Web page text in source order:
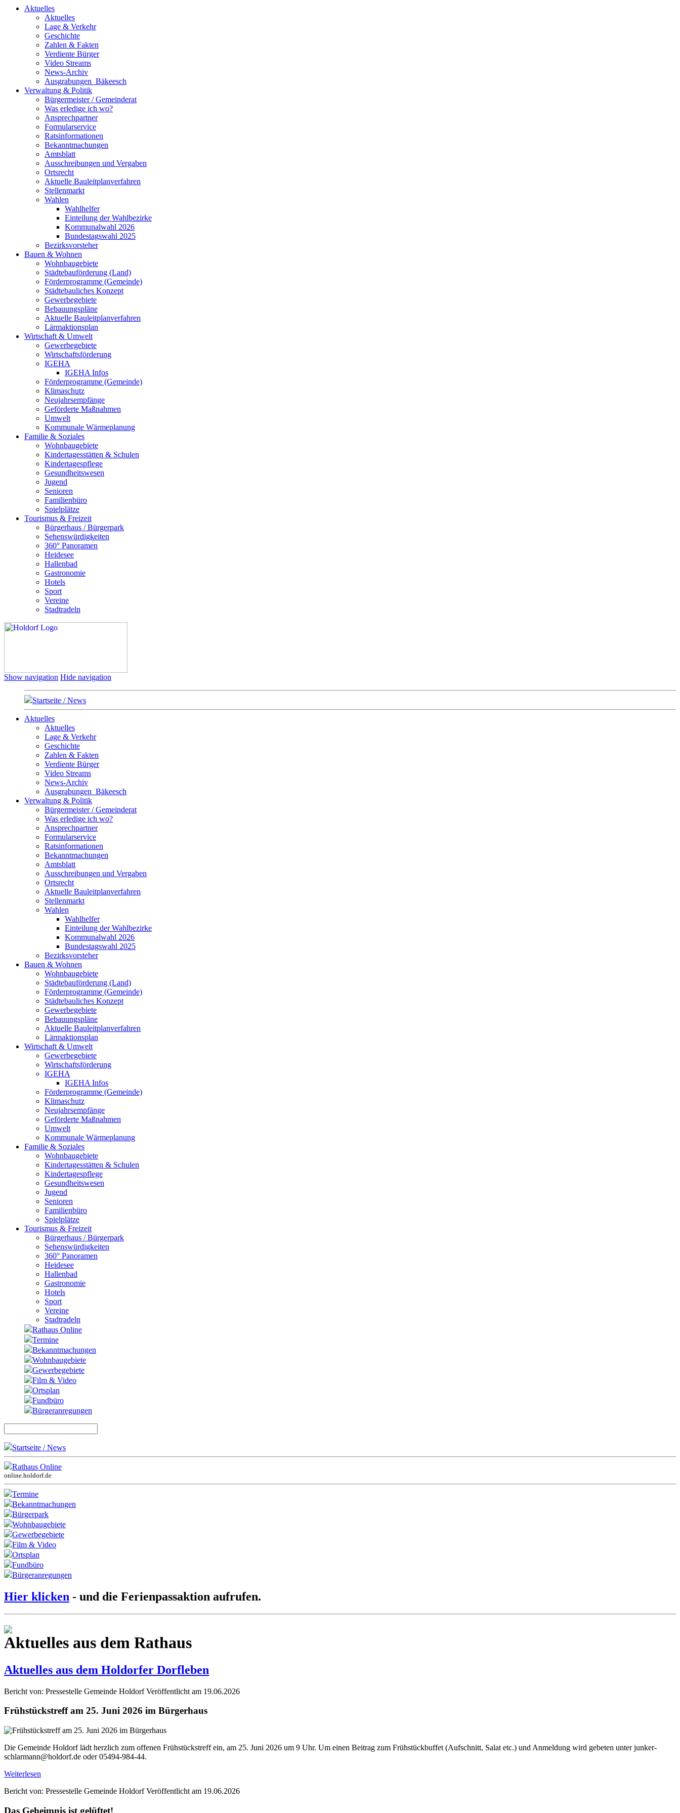
Aktuelles
Aktuelles
Lage & Verkehr
Geschichte
Zahlen & Fakten
Verdiente Bürger
Video Streams
News-Archiv
Ausgrabungen_Bäkeesch
Verwaltung & Politik
Bürgermeister / Gemeinderat
Was erledige ich wo?
Ansprechpartner
Formularservice
Ratsinformationen
Bekanntmachungen
Amtsblatt
Ausschreibungen und Vergaben
Ortsrecht
Aktuelle Bauleitplanverfahren
Stellenmarkt
Wahlen
Wahlhelfer
Einteilung der Wahlbezirke
Kommunalwahl 2026
Bundestagswahl 2025
Bezirksvorsteher
Bauen & Wohnen
Wohnbaugebiete
Städtebauförderung (Land)
Förderprogramme (Gemeinde)
Städtebauliches Konzept
Gewerbegebiete
Bebauungspläne
Aktuelle Bauleitplanverfahren
Lärmaktionsplan
Wirtschaft & Umwelt
Gewerbegebiete
Wirtschaftsförderung
IGEHA
IGEHA Infos
Förderprogramme (Gemeinde)
Klimaschutz
Neujahrsempfänge
Geförderte Maßnahmen
Umwelt
Kommunale Wärmeplanung
Familie & Soziales
Wohnbaugebiete
Kindertagesstätten & Schulen
Kindertagespflege
Gesundheitswesen
Jugend
Senioren
Familienbüro
Spielplätze
Tourismus & Freizeit
Bürgerhaus / Bürgerpark
Sehenswürdigkeiten
360° Panoramen
Heidesee
Hallenbad
Gastronomie
Hotels
Sport
Vereine
Stadtradeln
Show navigation Hide navigation
Startseite / News
Aktuelles
Aktuelles
Lage & Verkehr
Geschichte
Zahlen & Fakten
Verdiente Bürger
Video Streams
News-Archiv
Ausgrabungen_Bäkeesch
Verwaltung & Politik
Bürgermeister / Gemeinderat
Was erledige ich wo?
Ansprechpartner
Formularservice
Ratsinformationen
Bekanntmachungen
Amtsblatt
Ausschreibungen und Vergaben
Ortsrecht
Aktuelle Bauleitplanverfahren
Stellenmarkt
Wahlen
Wahlhelfer
Einteilung der Wahlbezirke
Kommunalwahl 2026
Bundestagswahl 2025
Bezirksvorsteher
Bauen & Wohnen
Wohnbaugebiete
Städtebauförderung (Land)
Förderprogramme (Gemeinde)
Städtebauliches Konzept
Gewerbegebiete
Bebauungspläne
Aktuelle Bauleitplanverfahren
Lärmaktionsplan
Wirtschaft & Umwelt
Gewerbegebiete
Wirtschaftsförderung
IGEHA
IGEHA Infos
Förderprogramme (Gemeinde)
Klimaschutz
Neujahrsempfänge
Geförderte Maßnahmen
Umwelt
Kommunale Wärmeplanung
Familie & Soziales
Wohnbaugebiete
Kindertagesstätten & Schulen
Kindertagespflege
Gesundheitswesen
Jugend
Senioren
Familienbüro
Spielplätze
Tourismus & Freizeit
Bürgerhaus / Bürgerpark
Sehenswürdigkeiten
360° Panoramen
Heidesee
Hallenbad
Gastronomie
Hotels
Sport
Vereine
Stadtradeln
Rathaus Online
Termine
Bekanntmachungen
Wohnbaugebiete
Gewerbegebiete
Film & Video
Ortsplan
Fundbüro
Bürgeranregungen
Startseite / News
Rathaus Online
online.holdorf.de
Termine
Bekanntmachungen
Bürgerpark
Wohnbaugebiete
Gewerbegebiete
Film & Video
Ortsplan
Fundbüro
Bürgeranregungen
Hier klicken - und die Ferienpassaktion aufrufen.
Aktuelles aus dem Rathaus
Aktuelles aus dem Holdorfer Dorfleben
Bericht von: Pressestelle Gemeinde Holdorf Veröffentlicht am 19.06.2026
Frühstückstreff am 25. Juni 2026 im Bürgerhaus
Die Gemeinde Holdorf lädt herzlich zum offenen Frühstückstreff ein, am 25. Juni 2026 um 9 Uhr. Um einen Beitrag zum Frühstückbuffet (Aufschnitt, Salat etc.) und Anmeldung wird gebeten unter junker-
schlarmann@holdorf.de oder 05494-984-44.
Weiterlesen
Bericht von: Pressestelle Gemeinde Holdorf Veröffentlicht am 19.06.2026
Das Geheimnis ist gelüftet!